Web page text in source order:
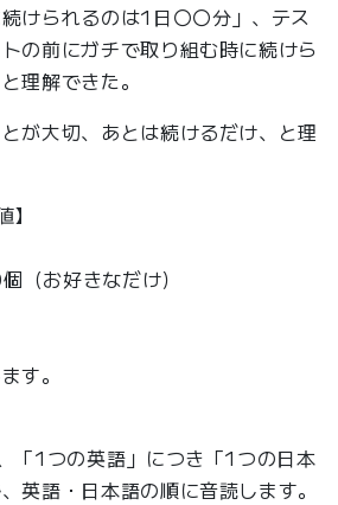
けられるのは1日〇〇分」、テス
の前にガチで取り組む時に続けら
理解できた。
が大切、あとは続けるだけ、と理
（お好きなだけ）
す。
「1つの英語」につき「1つの日本
英語・日本語の順に音読します。